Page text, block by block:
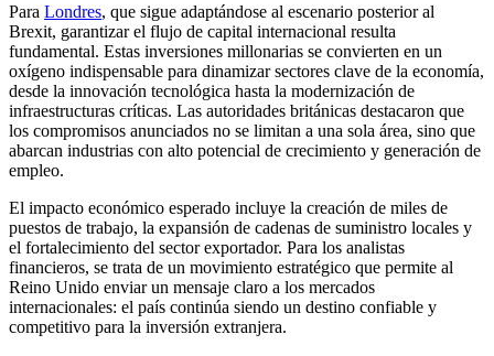
Para Londres, que sigue adaptándose al escenario posterior al
Brexit, garantizar el flujo de capital internacional resulta
fundamental. Estas inversiones millonarias se convierten en un
oxígeno indispensable para dinamizar sectores clave de la economía,
desde la innovación tecnológica hasta la modernización de
infraestructuras críticas. Las autoridades británicas destacaron que
los compromisos anunciados no se limitan a una sola área, sino que
abarcan industrias con alto potencial de crecimiento y generación de
empleo.
El impacto económico esperado incluye la creación de miles de
puestos de trabajo, la expansión de cadenas de suministro locales y
el fortalecimiento del sector exportador. Para los analistas
financieros, se trata de un movimiento estratégico que permite al
Reino Unido enviar un mensaje claro a los mercados
internacionales: el país continúa siendo un destino confiable y
competitivo para la inversión extranjera.